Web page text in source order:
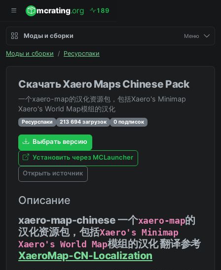
mcrating.org 1 89
Моды и сборки Меню
Моды и сборки / Ресурспаки
Скачать Xaero Maps Chinese Pack
一个xaero-map的汉化资源包，包括Xaero's Minimap
Xaero's World Map模组的汉化
Ресурспаки 213 694 загрузок 0 подписок
Выбрать версию
Установить через MCLauncher
Открыть источник
Описание
xaero-map-chinese 一个xaero-map的
汉化资源包，包括Xaero's Minimap
Xaero's World Map模组的汉化 翻译参考
XaeroMap-CN-Localization